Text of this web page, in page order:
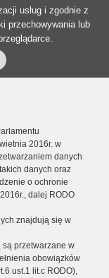
usług i zgodnie z
przechowywania lub
2016r. w
danych
danych oraz
o ochronie
dalej RODO
znajdują się w
są przetwarzane w
obowiązków
ust.1 lit.c RODO),